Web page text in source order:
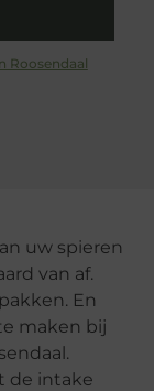
Roosendaal
uw spieren
van af.
En
maken bij
de intake